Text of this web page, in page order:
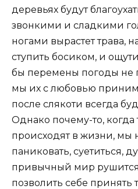
деревьях будут
звонкими и сладкими
ногами вырастет трава,
ступить босиком, и
бы перемены погоды не
мы их с любовью
после слякоти всегда
Однако почему-то,
происходят в жизни, мы
паниковать, суетиться,
привычный мир рушится
позволить себе принять